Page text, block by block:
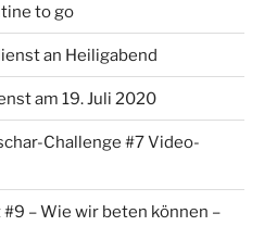
to go
an Heiligabend
am 19. Juli 2020
Challenge #7 Video-
– Wie wir beten können –